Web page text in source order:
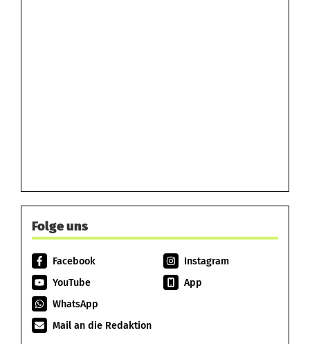
Folge uns
Facebook
Instagram
YouTube
App
WhatsApp
Mail an die Redaktion